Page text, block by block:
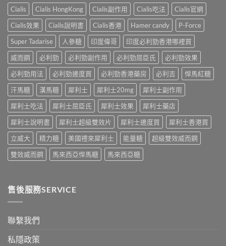
讀
的
正
確
用
法〉
副
作
用
與
增
效
指
南，
香
男
性
必
讀〉
期
比
較：
邊
款
先
合
「長
期
理」？〉
中
勃
好、
自
慰
硬、
唯
同
老
婆
硬
——
呢
類
ED
係
「壞
心
因
Cialis Cialis HongKong Cialis副作用 Cialis吃法
Cialis官網
Cialis效果
Cialis說明書 Cialis香港 Hamer candy
P-Force
Super Tadarise
人參糖 印度偉哥
印度必利勁香港哪裡買
威而鋼
必利勁 必利勁副作用 必利勁屈臣氏
必利勁效果
必利勁用法
必利勁邊度買 必利勁香港藥房 必利吉
悍馬紅糖
汗馬糖
漢馬糖 犀利士 犀利士20mg
犀利士副作用
犀利士吃法
犀利士屈臣氏 犀利士效果
犀利士藥店
犀利士說明書
犀利士超級雙效片 犀利士邊度買
犀利士香港買
立威大
精力糖 美國禮來犀利士 能量糖
超級雙效威而鋼
雙效威而鋼
馬來西亞悍馬糖 馬來西亞糖
售後服務SERVICE
聯繫我們
私隱政策